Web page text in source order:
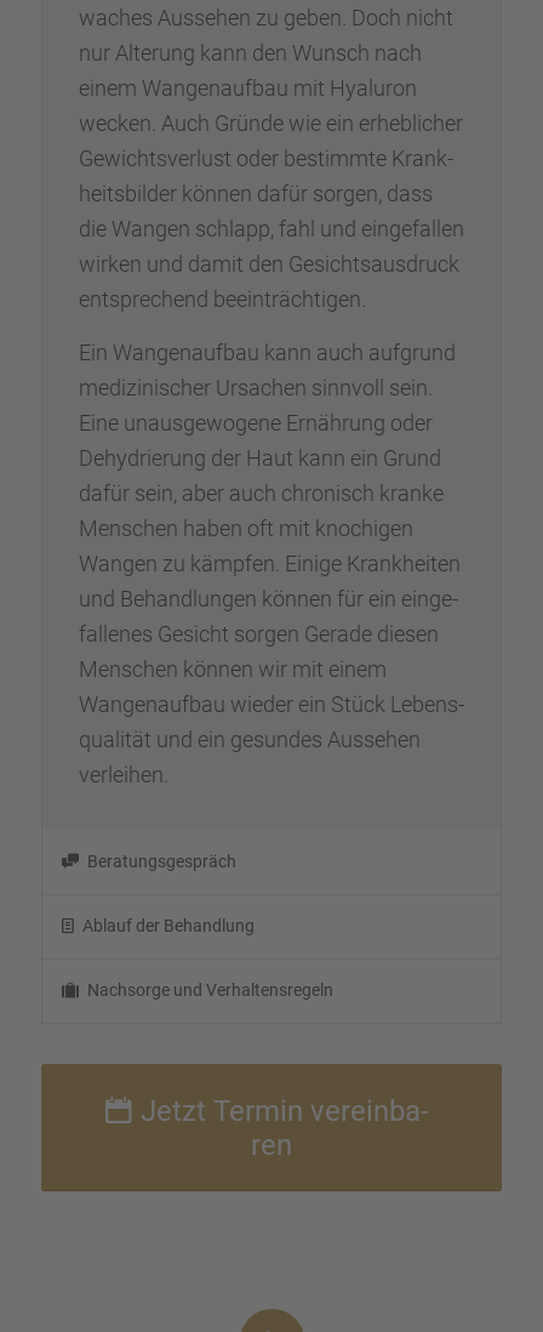
waches Ausse­hen zu geben. Doch nicht
nur Alterung kann den Wunsch nach
einem Wangen­auf­bau mit Hyalu­ron
wecken. Auch Gründe wie ein erheb­li­cher
Gewichts­ver­lust oder bestimmte Krank­
heits­bil­der können dafür sorgen, dass
die Wangen schlapp, fahl und einge­fal­len
wirken und damit den Gesichts­aus­druck
entspre­chend beein­träch­ti­gen.
Ein Wangen­auf­bau kann auch aufgrund
medizi­ni­scher Ursachen sinnvoll sein.
Eine unaus­ge­wo­gene Ernäh­rung oder
Dehydrie­rung der Haut kann ein Grund
dafür sein, aber auch chronisch kranke
Menschen haben oft mit knochi­gen
Wangen zu kämpfen. Einige Krank­hei­ten
und Behand­lun­gen können für ein einge­
fal­le­nes Gesicht sorgen Gerade diesen
Menschen können wir mit einem
Wangen­auf­bau wieder ein Stück Lebens­
qua­li­tät und ein gesun­des Ausse­hen
verlei­hen.
Beratungs­ge­spräch
Ablauf der Behand­lung
Nachsorge und Verhal­tens­re­geln
Jetzt Termin verein­ba­
ren